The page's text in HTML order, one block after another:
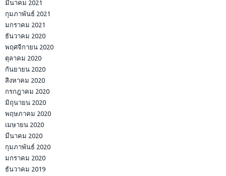
มีนาคม 2021
กุมภาพันธ์ 2021
มกราคม 2021
ธันวาคม 2020
พฤศจิกายน 2020
ตุลาคม 2020
กันยายน 2020
สิงหาคม 2020
กรกฎาคม 2020
มิถุนายน 2020
พฤษภาคม 2020
เมษายน 2020
มีนาคม 2020
กุมภาพันธ์ 2020
มกราคม 2020
ธันวาคม 2019